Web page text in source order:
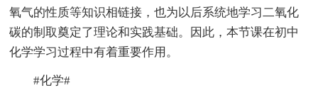
氧气的性质等知识相链接，也为以后系统地学习二氧化
碳的制取奠定了理论和实践基础。因此，本节课在初中
化学学习过程中有着重要作用。
#化学#